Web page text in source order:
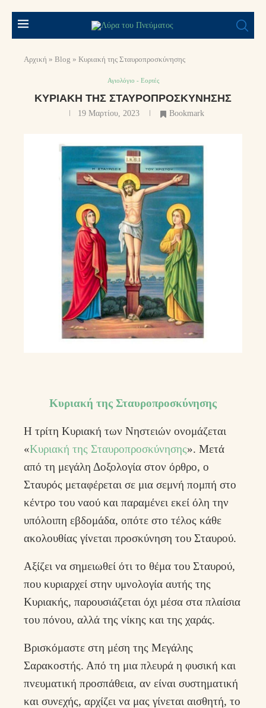
Αρχική » Blog » Κυριακή της Σταυροπροσκύνησης
Αγιολόγιο - Εορτές
ΚΥΡΙΑΚΉ ΤΗΣ ΣΤΑΥΡΟΠΡΟΣΚΎΝΗΣΗΣ
19 Μαρτίου, 2023 Bookmark
Κυριακή της Σταυροπροσκύνησης
Η τρίτη Κυριακή των Νηστειών ονομάζεται
«Κυριακή της Σταυροπροσκύνησης». Μετά
από τη μεγάλη Δοξολογία στον όρθρο, ο
Σταυρός μεταφέρεται σε μια σεμνή πομπή στο
κέντρο του ναού και παραμένει εκεί όλη την
υπόλοιπη εβδομάδα, οπότε στο τέλος κάθε
ακολουθίας γίνεται προσκύνηση του Σταυρού.
Αξίζει να σημειωθεί ότι το θέμα του Σταυρού,
που κυριαρχεί στην υμνολογία αυτής της
Κυριακής, παρουσιάζεται όχι μέσα στα πλαίσια
του πόνου, αλλά της νίκης και της χαράς.
Βρισκόμαστε στη μέση της Μεγάλης
Σαρακοστής. Από τη μια πλευρά η φυσική και
πνευματική προσπάθεια, αν είναι συστηματική
και συνεχής, αρχίζει να μας γίνεται αισθητή, το